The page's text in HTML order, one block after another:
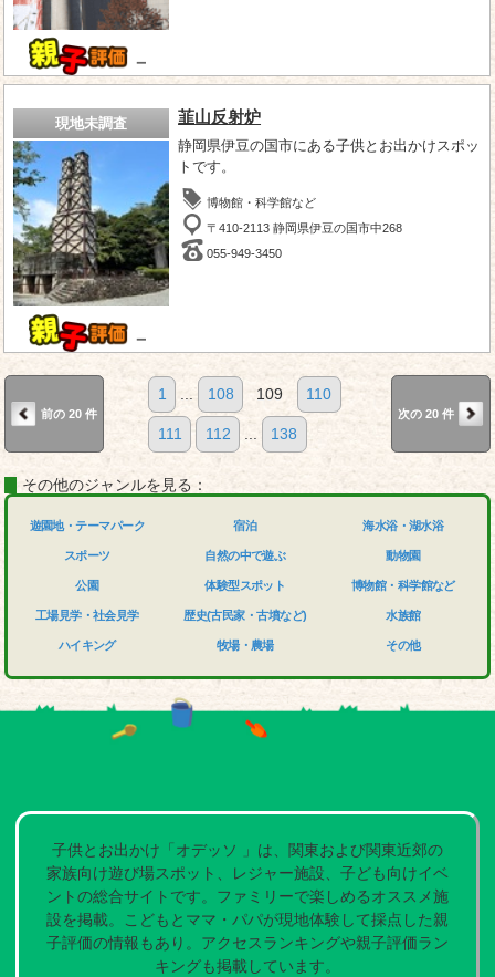
－
現地未調査
－
韮山反射炉
静岡県伊豆の国市にある子供とお出かけスポッ
トです。
博物館・科学館など
〒410-2113 静岡県伊豆の国市中268
055-949-3450
前の 20 件
1 ... 108 109 110
111 112 ... 138
次の 20 件
その他のジャンルを見る：
遊園地・テーマパーク
スポーツ
公園
工場見学・社会見学
ハイキング
宿泊
自然の中で遊ぶ
体験型スポット
歴史(古民家・古墳など)
牧場・農場
海水浴・湖水浴
動物園
博物館・科学館など
水族館
その他
子供とお出かけ「オデッソ 」は、関東および関東近郊の
家族向け遊び場スポット、レジャー施設、子ども向けイベ
ントの総合サイトです。ファミリーで楽しめるオススメ施
設を掲載。こどもとママ・パパが現地体験して採点した親
子評価の情報もあり。アクセスランキングや親子評価ラン
キングも掲載しています。